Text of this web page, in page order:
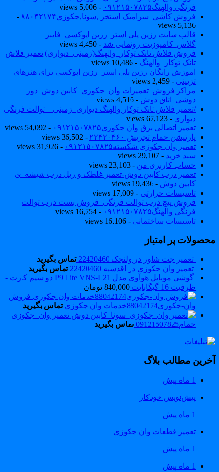
فرنگی والهنگ۰۹۱۲۱۵۰۷۸۲۵
- 5,006 views
فروش کاشی_سرامیک استخر ,سونا,جکوزی۸۸۰۴۲۱۷۴
-
5,136 views
قالب سایت رزین پلی استر_رزین اپوکسی_فایبر
گلاس_کامپوزیت رونمایی شد- 4,450 views
فروش فلاش تانک توکار_والهنگ(زمینی_دیواری),تعمیر فلاش
تانک توکار_والهنگ- 10,486 views
اموزش رایگان رزین پلی استر_رزین اپوکسی برای هنرهای
تزیینی- 2,459 views
مراکز فروش_تعمیرات وان_جکوزی_کابین دوش_دور
دوشی_اتاق دوش- 4,516 views
/تعمیر فلاش تانک توکار والهنگ دیواری_زمینی _ توالت فرنگی
دیواری - 67,123 views
تعمیر اتصالی برق وان جکوزی۰۹۱۲۱۵۰۷۸۲۵
- 54,092 views
پارتیشن حمام تجریش ۲۲۴۲۰۴۶۰
- 36,502 views
تعمیر وان جکوزی شکسته۰۹۱۲۱۵۰۷۸۲۵
- 31,926 views
سبد خرید - 29,107 views
حساب کاربری من- 23,103 views
تعمیر درب کابین دوش-تعمیر غلطک و ریل درب شیشه ای
کابین دوش- 19,436 views
تاسیسات حرارتی- 17,009 views
فروش پیچ درب توالت فرنگی_فروش بست درب توالت
فرنگی والهنگ۰۹۱۲۱۵۰۷۸۲۵
- 16,754 views
تاسیسات ساختمانی- 16,106 views
پر امتیاز
تعمیر جت شاور در ولنجک 22420460
تماس بگیرید
تعمیر وان جکوزی در اقدسیه 22420460
تماس بگیرید
گوشی موبایل هوآوی مدل P9 Lite VNS-L21 دو سیم کارت -
ظرفیت 16 گیگابایت
840,000 تومان
فروش
وان-جکوزی88042174خدمات وان جکوزی
تماس بگیرید
تعمیر وان_جکوزی
حمام09121507825
تماس بگیرید
مطالب بلاگ
1 ماه پیش
پیش‌نویس خودکار
تعمیر قطعات وان جکوزی
1 ماه پیش